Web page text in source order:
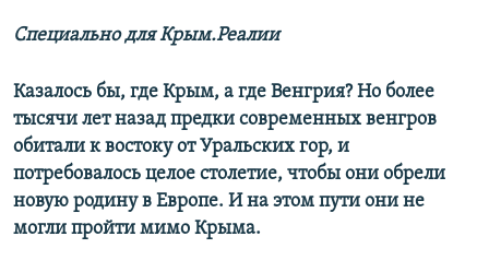
Специально для Крым.Реалии
Казалось бы, где Крым, а где Венгрия? Но более
тысячи лет назад предки современных венгров
обитали к востоку от Уральских гор, и
потребовалось целое столетие, чтобы они обрели
новую родину в Европе. И на этом пути они не
могли пройти мимо Крыма.